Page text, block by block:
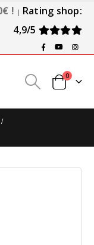
! | Rating shop:
4,9/5
0